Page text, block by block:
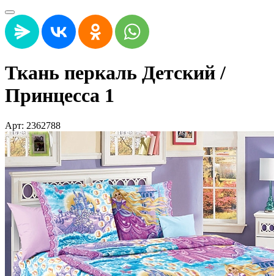
Ткань перкаль Детский /
Принцесса 1
Арт: 2362788